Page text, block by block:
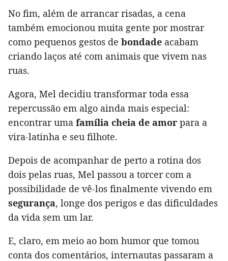
No fim, além de arrancar risadas, a cena
também emocionou muita gente por mostrar
como pequenos gestos de bondade acabam
criando laços até com animais que vivem nas
ruas.
Agora, Mel decidiu transformar toda essa
repercussão em algo ainda mais especial:
encontrar uma família cheia de amor para a
vira-latinha e seu filhote.
Depois de acompanhar de perto a rotina dos
dois pelas ruas, Mel passou a torcer com a
possibilidade de vê-los finalmente vivendo em
segurança, longe dos perigos e das dificuldades
da vida sem um lar.
E, claro, em meio ao bom humor que tomou
conta dos comentários, internautas passaram a